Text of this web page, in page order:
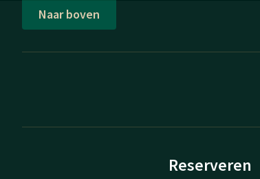
Naar boven
Reserveren